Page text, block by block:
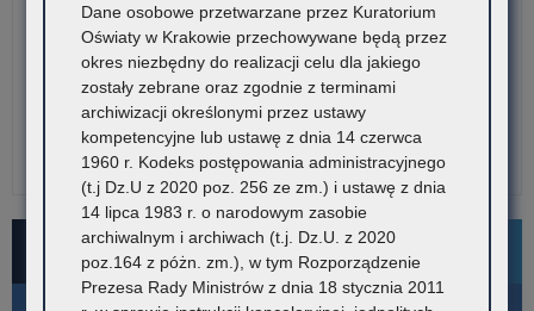
Bezpłatne numery pomocowe
Dane osobowe przetwarzane przez Kuratorium
Oświaty w Krakowie przechowywane będą przez
okres niezbędny do realizacji celu dla jakiego
zostały zebrane oraz zgodnie z terminami
archiwizacji określonymi przez ustawy
kompetencyjne lub ustawę z dnia 14 czerwca
1960 r. Kodeks postępowania administracyjnego
(t.j Dz.U z 2020 poz. 256 ze zm.) i ustawę z dnia
14 lipca 1983 r. o narodowym zasobie
archiwalnym i archiwach (t.j. Dz.U. z 2020
poz.164 z póżn. zm.), w tym Rozporządzenie
Prezesa Rady Ministrów z dnia 18 stycznia 2011